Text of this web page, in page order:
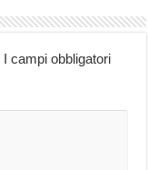
I campi obbligatori